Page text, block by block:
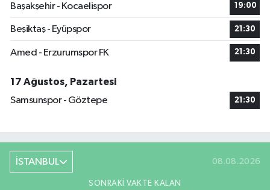
Başakşehir - Kocaelispor
19:00
Beşiktaş - Eyüpspor 21:30
Amed - Erzurumspor FK 21:30
17 Ağustos, Pazartesi
Samsunspor - Göztepe
21:30
İSTANBUL 08.08.2026
SONRAKI VAKTE KALAN